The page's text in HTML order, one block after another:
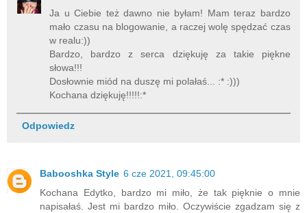
Ja u Ciebie też dawno nie byłam! Mam teraz bardzo
mało czasu na blogowanie, a raczej wolę spędzać czas
w realu:))
Bardzo, bardzo z serca dziękuję za takie piękne
słowa!!!
Dosłownie miód na duszę mi polałaś... :* :)))
Kochana dziękuję!!!!!:*
Odpowiedz
Babooshka Style 6 cze 2021, 09:45:00
Kochana Edytko, bardzo mi miło, że tak pięknie o mnie
napisałaś. Jest mi bardzo miło. Oczywiście zgadzam się z